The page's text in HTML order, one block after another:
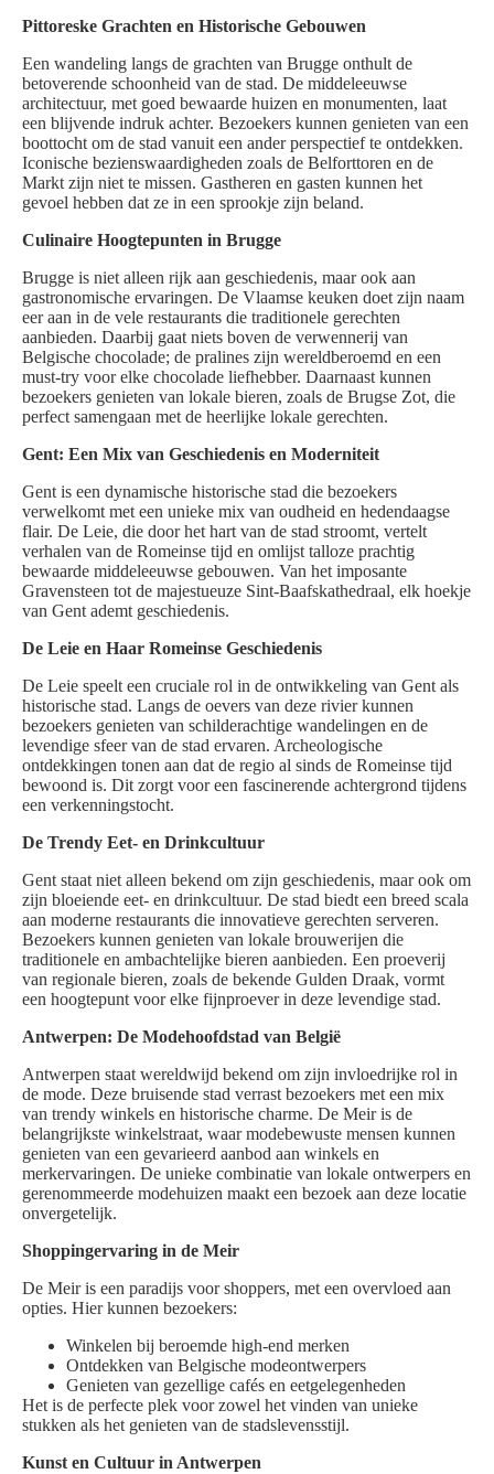
Pittoreske Grachten en Historische Gebouwen
Een wandeling langs de grachten van Brugge onthult de
betoverende schoonheid van de stad. De middeleeuwse
architectuur, met goed bewaarde huizen en monumenten, laat
een blijvende indruk achter. Bezoekers kunnen genieten van een
boottocht om de stad vanuit een ander perspectief te ontdekken.
Iconische bezienswaardigheden zoals de Belforttoren en de
Markt zijn niet te missen. Gastheren en gasten kunnen het
gevoel hebben dat ze in een sprookje zijn beland.
Culinaire Hoogtepunten in Brugge
Brugge is niet alleen rijk aan geschiedenis, maar ook aan
gastronomische ervaringen. De Vlaamse keuken doet zijn naam
eer aan in de vele restaurants die traditionele gerechten
aanbieden. Daarbij gaat niets boven de verwennerij van
Belgische chocolade; de pralines zijn wereldberoemd en een
must-try voor elke chocolade liefhebber. Daarnaast kunnen
bezoekers genieten van lokale bieren, zoals de Brugse Zot, die
perfect samengaan met de heerlijke lokale gerechten.
Gent: Een Mix van Geschiedenis en Moderniteit
Gent is een dynamische historische stad die bezoekers
verwelkomt met een unieke mix van oudheid en hedendaagse
flair. De Leie, die door het hart van de stad stroomt, vertelt
verhalen van de Romeinse tijd en omlijst talloze prachtig
bewaarde middeleeuwse gebouwen. Van het imposante
Gravensteen tot de majestueuze Sint-Baafskathedraal, elk hoekje
van Gent ademt geschiedenis.
De Leie en Haar Romeinse Geschiedenis
De Leie speelt een cruciale rol in de ontwikkeling van Gent als
historische stad. Langs de oevers van deze rivier kunnen
bezoekers genieten van schilderachtige wandelingen en de
levendige sfeer van de stad ervaren. Archeologische
ontdekkingen tonen aan dat de regio al sinds de Romeinse tijd
bewoond is. Dit zorgt voor een fascinerende achtergrond tijdens
een verkenningstocht.
De Trendy Eet- en Drinkcultuur
Gent staat niet alleen bekend om zijn geschiedenis, maar ook om
zijn bloeiende eet- en drinkcultuur. De stad biedt een breed scala
aan moderne restaurants die innovatieve gerechten serveren.
Bezoekers kunnen genieten van lokale brouwerijen die
traditionele en ambachtelijke bieren aanbieden. Een proeverij
van regionale bieren, zoals de bekende Gulden Draak, vormt
een hoogtepunt voor elke fijnproever in deze levendige stad.
Antwerpen: De Modehoofdstad van België
Antwerpen staat wereldwijd bekend om zijn invloedrijke rol in
de mode. Deze bruisende stad verrast bezoekers met een mix
van trendy winkels en historische charme. De Meir is de
belangrijkste winkelstraat, waar modebewuste mensen kunnen
genieten van een gevarieerd aanbod aan winkels en
merkervaringen. De unieke combinatie van lokale ontwerpers en
gerenommeerde modehuizen maakt een bezoek aan deze locatie
onvergetelijk.
Shoppingervaring in de Meir
De Meir is een paradijs voor shoppers, met een overvloed aan
opties. Hier kunnen bezoekers:
Winkelen bij beroemde high-end merken
Ontdekken van Belgische modeontwerpers
Genieten van gezellige cafés en eetgelegenheden
Het is de perfecte plek voor zowel het vinden van unieke
stukken als het genieten van de stadslevensstijl.
Kunst en Cultuur in Antwerpen